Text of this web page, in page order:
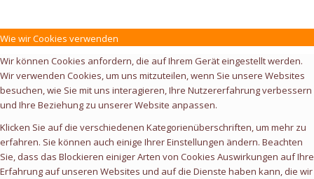
Wie wir Cookies verwenden
Wir können Cookies anfordern, die auf Ihrem Gerät eingestellt werden.
Wir verwenden Cookies, um uns mitzuteilen, wenn Sie unsere Websites
besuchen, wie Sie mit uns interagieren, Ihre Nutzererfahrung verbessern
und Ihre Beziehung zu unserer Website anpassen.
Klicken Sie auf die verschiedenen Kategorienüberschriften, um mehr zu
erfahren. Sie können auch einige Ihrer Einstellungen ändern. Beachten
Sie, dass das Blockieren einiger Arten von Cookies Auswirkungen auf Ihre
Erfahrung auf unseren Websites und auf die Dienste haben kann, die wir